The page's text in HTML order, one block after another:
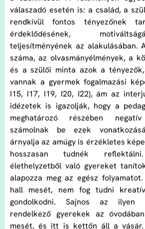
válaszadó esetén is: a család, a
rendkívül fontos tényezőnek
érdeklődésének,
teljesítményének az alakulásában.
száma, az olvasmányélmények, a
és a szülői minta azok a
vannak a gyermek fogalmazási
I15, I17, I19, I20, I22), ám az
idézetek is igazolják, hogy a
meghatározó részében
számolnak be ezek
árnyalja az amúgy is érzékletes
hosszasan tudnék
élethelyzetből való gyereket
alapozza meg az egész
hall mesét, nem fog tudni
gondolkodni. Sajnos az ilyen
rendelkező gyerekek az
mesét, és itt is kettőn áll a